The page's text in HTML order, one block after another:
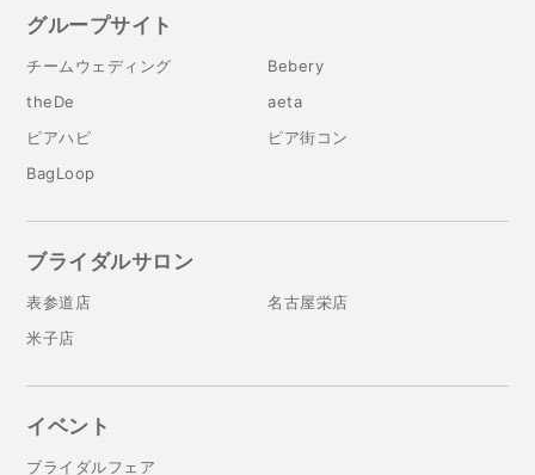
グループサイト
チームウェディング
Bebery
theDe
aeta
ピアハピ
ピア街コン
BagLoop
ブライダルサロン
表参道店
名古屋栄店
米子店
イベント
ブライダルフェア